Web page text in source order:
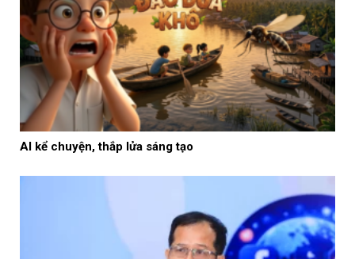
AI kể chuyện, thắp lửa sáng tạo